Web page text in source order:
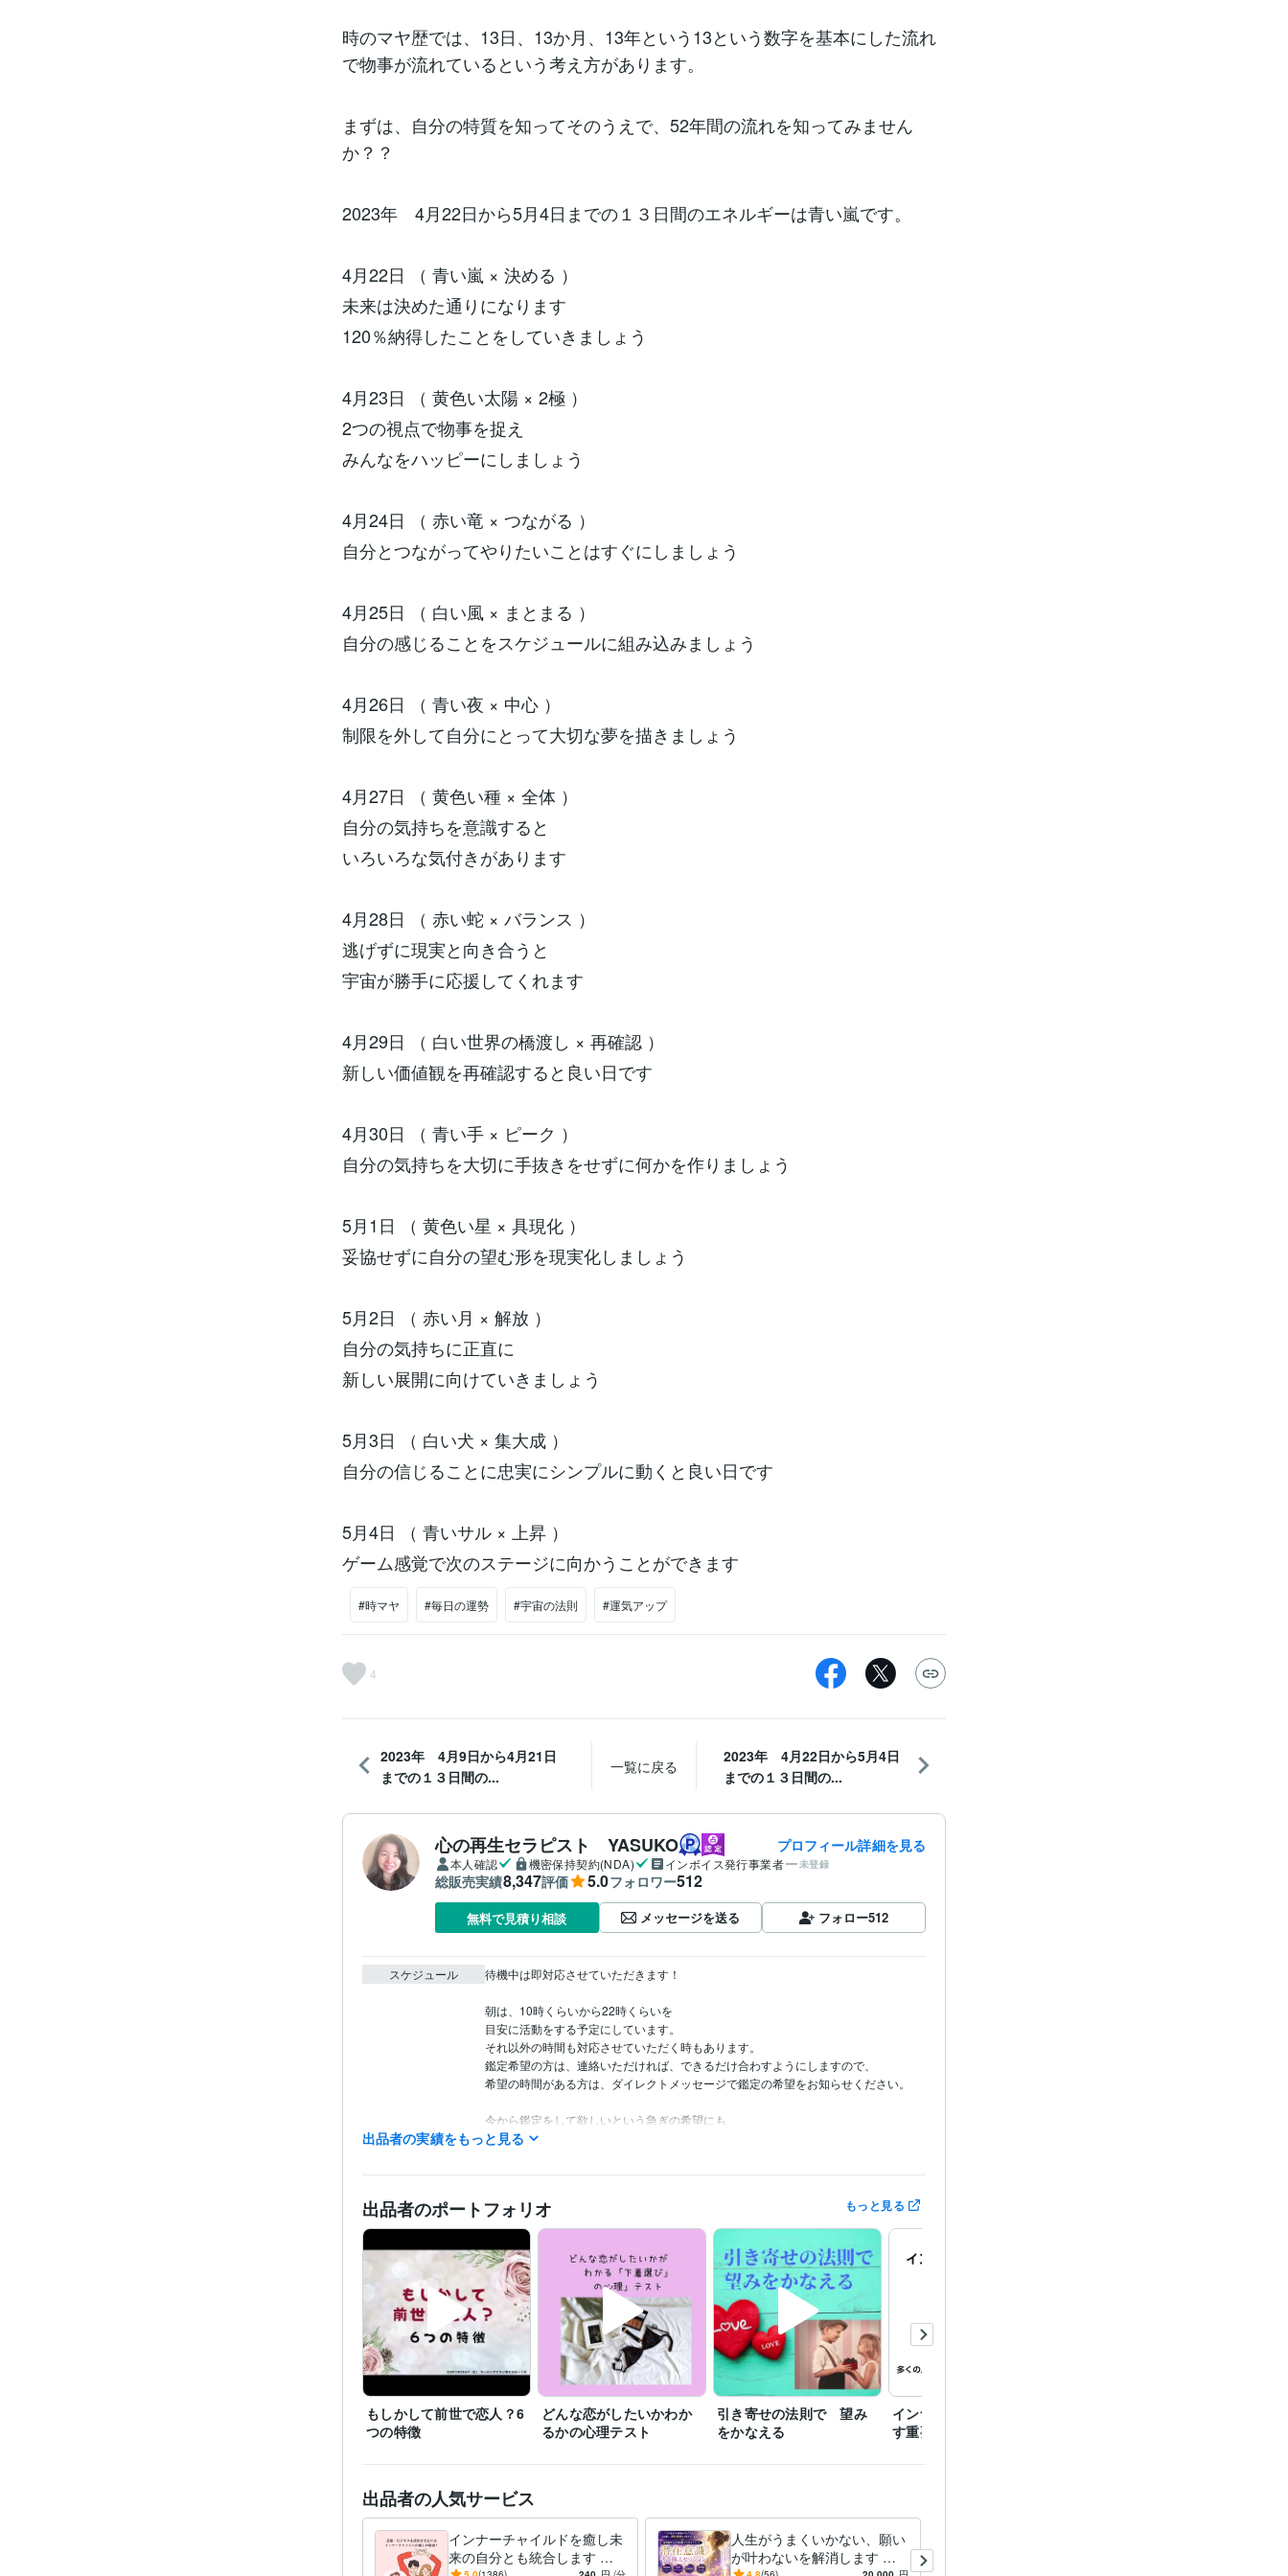
時のマヤ歴では、13日、13か月、13年という13という数字を基本にした流れ
で物事が流れているという考え方があります。
まずは、自分の特質を知ってそのうえで、52年間の流れを知ってみません
か？？
2023年 4月22日から5月4日までの１３日間のエネルギーは青い嵐です。
4月22日 （ 青い嵐 × 決める ）
未来は決めた通りになります
120％納得したことをしていきましょう
4月23日 （ 黄色い太陽 × 2極 ）
2つの視点で物事を捉え
みんなをハッピーにしましょう
4月24日 （ 赤い竜 × つながる ）
自分とつながってやりたいことはすぐにしましょう
4月25日 （ 白い風 × まとまる ）
自分の感じることをスケジュールに組み込みましょう
4月26日 （ 青い夜 × 中心 ）
制限を外して自分にとって大切な夢を描きましょう
4月27日 （ 黄色い種 × 全体 ）
自分の気持ちを意識すると
いろいろな気付きがあります
4月28日 （ 赤い蛇 × バランス ）
逃げずに現実と向き合うと
宇宙が勝手に応援してくれます
4月29日 （ 白い世界の橋渡し × 再確認 ）
新しい価値観を再確認すると良い日です
4月30日 （ 青い手 × ピーク ）
自分の気持ちを大切に手抜きをせずに何かを作りましょう
5月1日 （ 黄色い星 × 具現化 ）
妥協せずに自分の望む形を現実化しましょう
5月2日 （ 赤い月 × 解放 ）
自分の気持ちに正直に
新しい展開に向けていきましょう
5月3日 （ 白い犬 × 集大成 ）
自分の信じることに忠実にシンプルに動くと良い日です
5月4日 （ 青いサル × 上昇 ）
ゲーム感覚で次のステージに向かうことができます
#時マヤ #毎日の運勢 #宇宙の法則 #運気アップ
4
2023年 4月9日から4月21日
までの１３日間の...
一覧に戻る
2023年 4月22日から5月4日
までの１３日間の...
心の再生セラピスト YASUKO プロフィール詳細を見る
本人確認 機密保持契約(NDA) インボイス発行事業者 未登録
総販売実績8,347評価 5.0フォロワー512
無料で見積り相談 メッセージを送る フォロー512
スケジュール 待機中は即対応させていただきます！
朝は、10時くらいから22時くらいを
目安に活動をする予定にしています。
それ以外の時間も対応させていただく時もあります。
鑑定希望の方は、連絡いただければ、できるだけ合わすようにしますので、
希望の時間がある方は、ダイレクトメッセージで鑑定の希望をお知らせください。
今から鑑定をして欲しいという急ぎの希望にも、
できるだけ対応させていただきたいと思っていますので、
すぐに鑑定をと言われても◯時とか〇時半にしか
設定できないことがあります。
すぐに対応して欲しい時には、
待機をしますので、そちらを購入してください。
「すぐに鑑定して欲しい」、「なるべく早く聞いて欲しい。」
その気持ちは、すごくわかりますので、
待機をしていない時などは遠慮なく
ダイレクトメッセージをくださいね。
※外出中や予約対応がない限りは、
できるだけご希望に沿いたいと思っています。
なお、鑑定中は、お返事ができない
よろしくお願いいたします。
経験職種 エンジニア / 情報システム・社内SE 経験年数 : 4年
マーケティング / 商品企画・開発 経験年数 : 2年
出品者の実績をもっと見る
出品者のポートフォリオ もっと見る
もしかして前世で恋人？6
つの特徴
どんな恋がしたいかわか
るかの心理テスト
引き寄せの法則で 望み
をかなえる
インナーチャイルドを癒
す重要性
出品者の人気サービス
インナーチャイルドを癒し未
来の自分とも統合します 両
人生がうまくいかない、願い
が叶わないを解消します 現